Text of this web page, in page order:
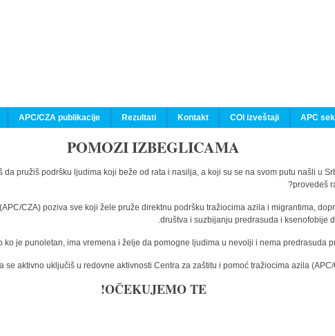
APC
COI izveštaji
Kontakt
Rezultati
APC/CZA publikacije
POMOZI IZBEGLICAMA
pružiš podršku ljudima koji beže od rata i nasilja, a koji su se na svom putu našli u
provedeš
CZA) poziva sve koji žele pruže direktnu podršku tražiocima azila i migrantima,
društva i suzbijanju predrasuda i ksenofobije
ko je punoletan, ima vremena i želje da pomogne ljudima u nevolji i nema predrasuda
se aktivno uključiš u redovne aktivnosti Centra za zaštitu i pomoć tražiocima azila
OČEKUJEMO TE!